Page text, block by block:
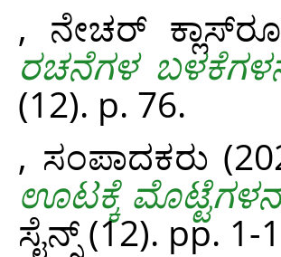
, ನೇಚರ್‌
ರಚನೆಗಳ
(12). p. 76.
, ಸಂಪಾದಕರು
ಊಟಕ್ಕೆ
ಸೈನ್ಸ್‌ (12). pp. 1-